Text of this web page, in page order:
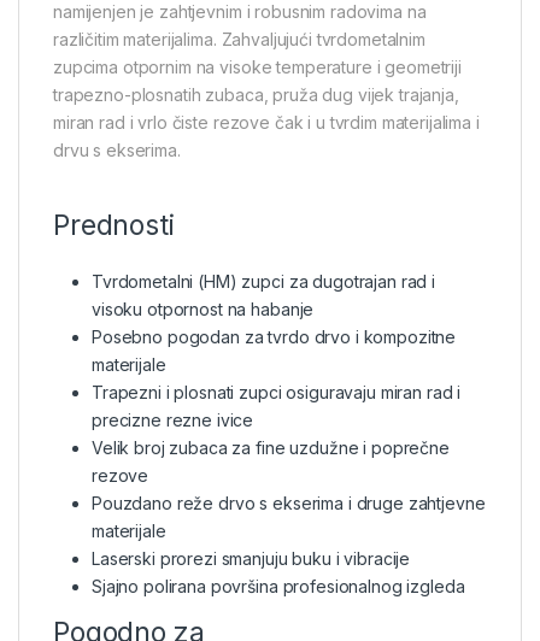
namijenjen je zahtjevnim i robusnim radovima na
različitim materijalima. Zahvaljujući tvrdometalnim
zupcima otpornim na visoke temperature i geometriji
trapezno-plosnatih zubaca, pruža dug vijek trajanja,
miran rad i vrlo čiste rezove čak i u tvrdim materijalima i
drvu s ekserima.
Prednosti
Tvrdometalni (HM) zupci za dugotrajan rad i
visoku otpornost na habanje
Posebno pogodan za tvrdo drvo i kompozitne
materijale
Trapezni i plosnati zupci osiguravaju miran rad i
precizne rezne ivice
Velik broj zubaca za fine uzdužne i poprečne
rezove
Pouzdano reže drvo s ekserima i druge zahtjevne
materijale
Laserski prorezi smanjuju buku i vibracije
Sjajno polirana površina profesionalnog izgleda
Pogodno za